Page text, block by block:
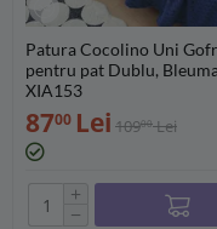
Patura Cocolino Uni
pentru pat Dublu,
XIA153
8700 Lei 10900 Lei
+
−